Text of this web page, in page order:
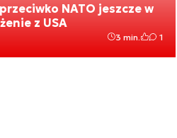
NATO jeszcze w
z USA
3 min. 1